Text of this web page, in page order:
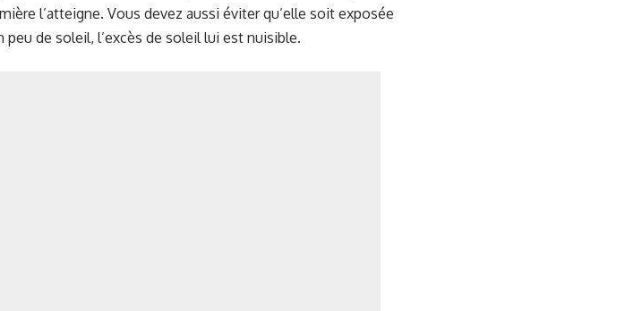
l’atteigne. Vous devez aussi éviter qu’elle soit exposée
peu de soleil, l’excès de soleil lui est nuisible.